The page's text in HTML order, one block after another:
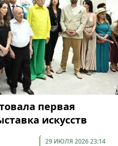
первая
искусств
29 ИЮЛЯ 2026 23:14